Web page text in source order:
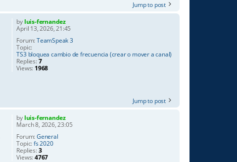
Jump to post
by luis-fernandez
April 13, 2026, 21:45
Forum:TeamSpeak 3
Topic:
TS3 bloquea cambio de frecuencia (crear o mover a canal)
Replies:7
Views: 1968
Jump to post
by luis-fernandez
March 8, 2026, 23:05
Forum:General
Topic:fs 2020
Replies:3
Views:4767